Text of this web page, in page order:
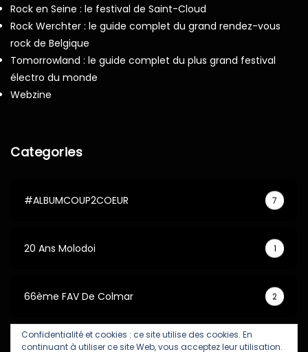
Rock en Seine : le festival de Saint-Cloud
Rock Werchter : le guide complet du grand rendez-vous
rock de Belgique
Tomorrowland : le guide complet du plus grand festival
électro du monde
Webzine
Categories
#ALBUMCOUP2COEUR 7
20 Ans Molodoi 1
66ème FAV De Colmar 2
67ème FAV De Colmar 5
Confidentialité et cookies : ce site utilise des cookies. En
continuant à utiliser ce site Web, vous acceptez leur utilisation.